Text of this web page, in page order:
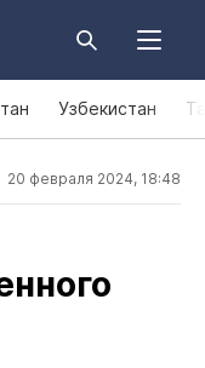
Узбекистан
20 февраля 2024, 18:48